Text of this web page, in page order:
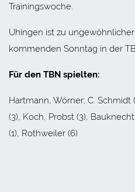
Trainingswoche.
Uhingen ist zu
kommenden Sonntag in der
Für den TBN spielten:
Hartmann, Wörner; C. Schmidt
(3), Koch, Probst (3),
(1), Rothweiler (6)